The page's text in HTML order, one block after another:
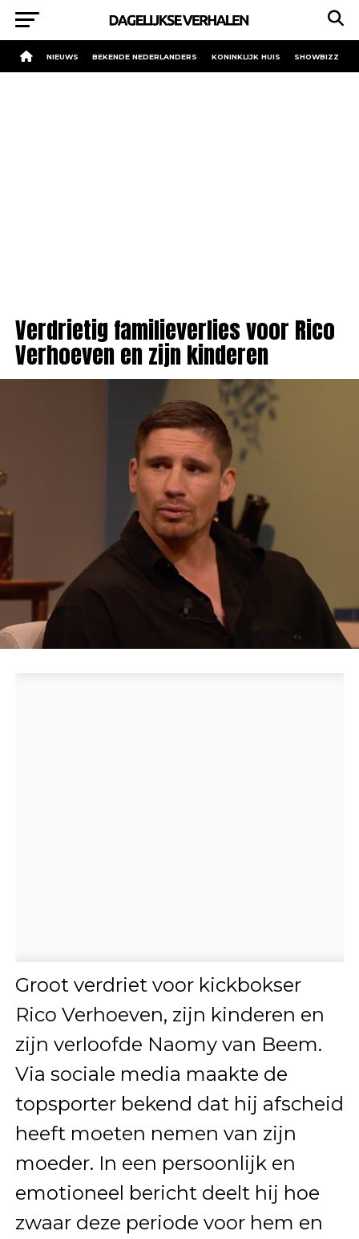
NIEUWS BEKENDE NEDERLANDERS KONINKLIJK HUIS SHOWBIZZ
Verdrietig familieverlies voor Rico
Verhoeven en zijn kinderen
Groot verdriet voor kickbokser
Rico Verhoeven, zijn kinderen en
zijn verloofde Naomy van Beem.
Via sociale media maakte de
topsporter bekend dat hij afscheid
heeft moeten nemen van zijn
moeder. In een persoonlijk en
emotioneel bericht deelt hij hoe
zwaar deze periode voor hem en